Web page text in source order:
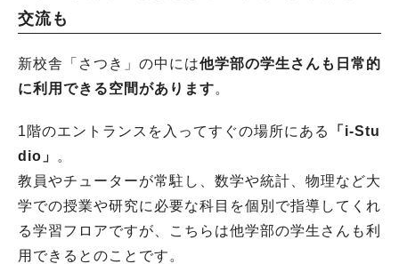
交流も
新校舎「さつき」の中には他学部の学生さんも日常的
に利用できる空間があります。
1階のエントランスを入ってすぐの場所にある
「i-Stu
dio」
。
教員やチューターが常駐し、数学や統計、物理など大
学での授業や研究に必要な科目を個別で指導してくれ
る学習フロアですが、こちらは他学部の学生さんも利
用できるとのことです。